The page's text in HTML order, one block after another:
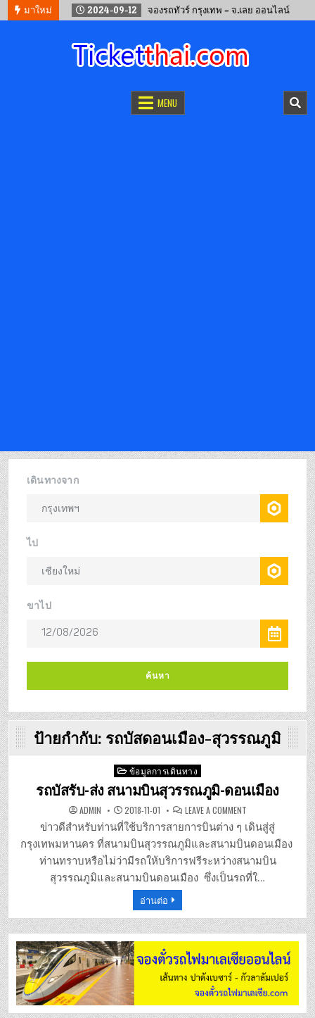
มาใหม่ 2024-09-12 จองรถทัวร์ กรุงเทพ – จ.เลย ออนไลน์
MENU
ป้ายกำกับ: รถบัสดอนเมือง-สุวรรณภูมิ
Posted
in
ข้อมูลการเดินทาง
รถบัสรับ-ส่ง สนามบินสุวรรณภูมิ-ดอนเมือง
ADMIN 2018-11-01 LEAVE A COMMENTON
บัส
รับ-
ส่ง
สนาม
บิน
สุวรรณภูมิ-
ดอนเมือง
ข่าวดีสำหรับท่านที่ใช้บริการสายการบินต่าง ๆ เดินสู่สู่
กรุงเทพมหานคร ที่สนามบินสุวรรณภูมิและสนามบินดอนเมือง
ท่านทราบหรือไม่ว่ามีรถให้บริการฟรีระหว่างสนามบิน
สุวรรณภูมิและสนามบินดอนเมือง ซึ่งเป็นรถที่ใ…
อ่านต่อ